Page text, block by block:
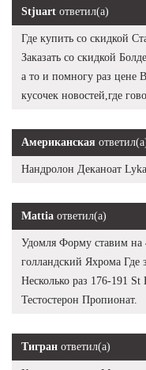
Stjuart ответил(а)
Где купить со скидкой
Заказать со скидкой
а то и помногу раз цене
кусочек новостей,где
Американская
Нандролон Деканоат
Mattia ответил(а)
Удомля Форму ставим на
голландский Яхрома Где
Несколько раз 176-191 St
Тестостерон Пропионат.
Тигран ответил(а)